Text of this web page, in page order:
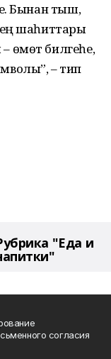
Бынан тыш,
шаһиттары
өмөт билгеһе,
– тип
"Еда и
согласия